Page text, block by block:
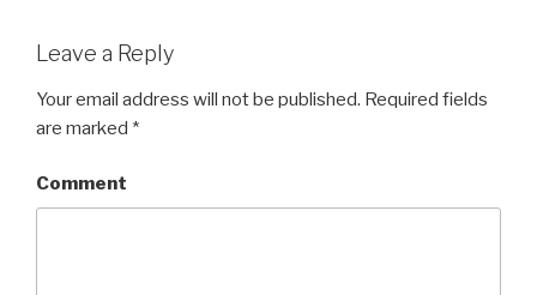
Leave a Reply
Your email address will not be published. Required fields
are marked *
Comment